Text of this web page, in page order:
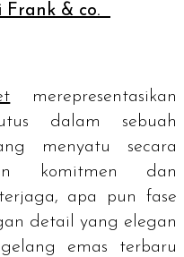
Frank & co.
merepresentasikan
dalam sebuah
menyatu secara
komitmen dan
apa pun fase
detail yang elegan
emas terbaru